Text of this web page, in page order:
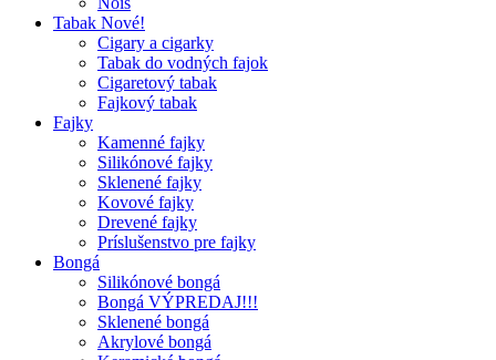
Tabak Nové!
Cigary a cigarky
Tabak do vodných fajok
Cigaretový tabak
Fajkový tabak
Fajky
Kamenné fajky
Silikónové fajky
Sklenené fajky
Kovové fajky
Drevené fajky
Príslušenstvo pre fajky
Bongá
Silikónové bongá
Bongá VÝPREDAJ!!!
Sklenené bongá
Akrylové bongá